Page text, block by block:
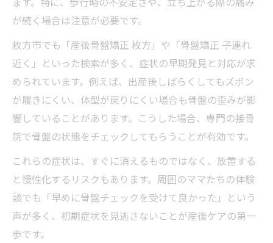
産後に実践したい整体とセルフケアの工夫
子連れでも続けやすい産後ケア方法とは
産後の骨盤矯正で育児がもっと楽になる
ます。特に、歩行時の不安定さや、立ち上がる際の痛み
が続く場合は注意が必要です。
枚方市でも「産後骨盤矯正 枚方」や「骨盤矯正 子連れ
近く」といった検索が多く、症状の早期発見と対応が求
められています。例えば、出産後しばらくしてもズボン
が履きにくい、体型が戻りにくい場合も骨盤の歪みが影
響していることがあります。こうした場合、専門の接骨
院で骨盤の状態をチェックしてもらうことが有効です。
これらの症状は、すぐに消えるものではなく、放置する
と慢性化するリスクもあります。周囲のママたちの体験
談でも「早めに骨盤チェックを受けて良かった」という
声が多く、初期症状を見逃さないことが産後ケアの第一
歩です。